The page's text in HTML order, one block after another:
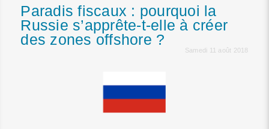
Paradis fiscaux : pourquoi la
Russie s’apprête-t-elle à créer
des zones offshore ?
Samedi 11 août 2018